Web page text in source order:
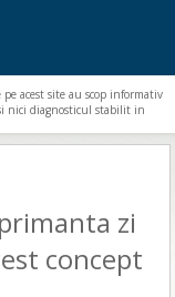
acest site au scop informativ
nici diagnosticul stabilit in
zi
concept